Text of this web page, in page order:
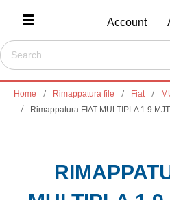
Account
Home Rimappatura file Fiat
Rimappatura FIAT MULTIPLA 1.9